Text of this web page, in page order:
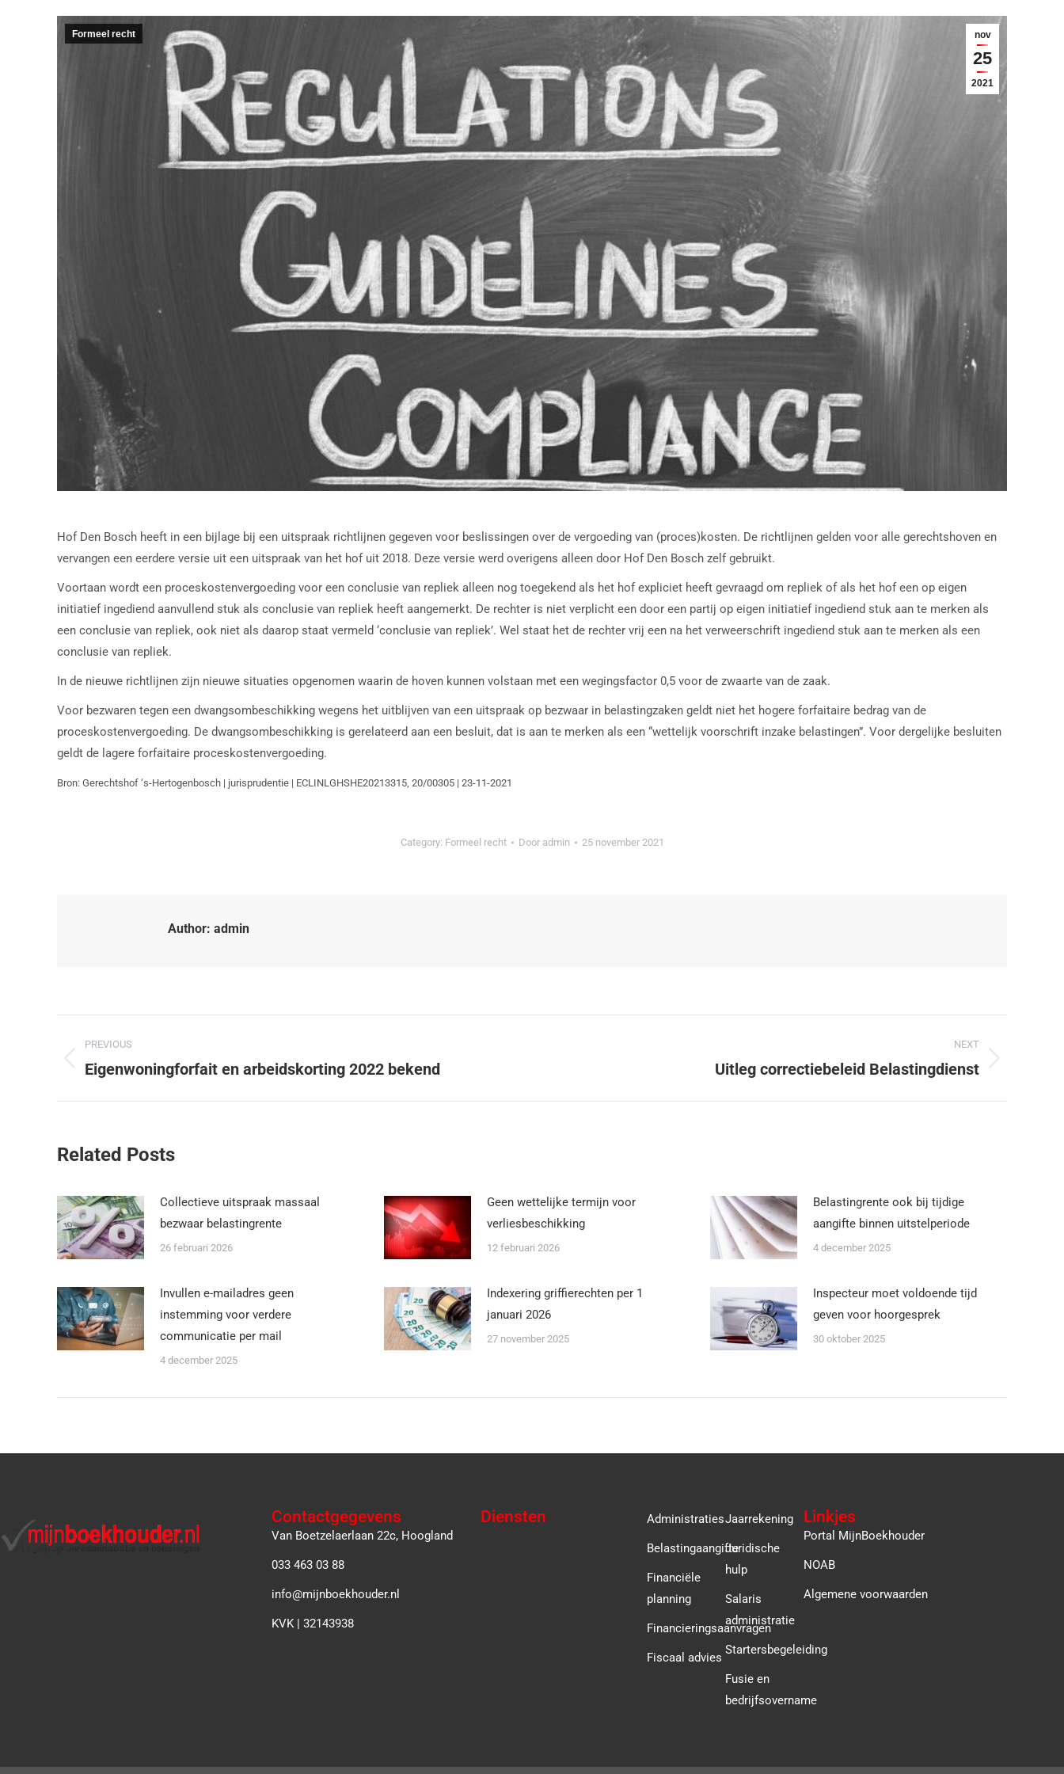
nov
25
2021
Formeel recht
Hof Den Bosch heeft in een bijlage bij een uitspraak richtlijnen gegeven voor beslissingen over de vergoeding van (proces)kosten. De richtlijnen gelden voor alle gerechtshoven en
vervangen een eerdere versie uit een uitspraak van het hof uit 2018. Deze versie werd overigens alleen door Hof Den Bosch zelf gebruikt.
Voortaan wordt een proceskostenvergoeding voor een conclusie van repliek alleen nog toegekend als het hof expliciet heeft gevraagd om repliek of als het hof een op eigen
initiatief ingediend aanvullend stuk als conclusie van repliek heeft aangemerkt. De rechter is niet verplicht een door een partij op eigen initiatief ingediend stuk aan te merken als
een conclusie van repliek, ook niet als daarop staat vermeld ‘conclusie van repliek’. Wel staat het de rechter vrij een na het verweerschrift ingediend stuk aan te merken als een
conclusie van repliek.
In de nieuwe richtlijnen zijn nieuwe situaties opgenomen waarin de hoven kunnen volstaan met een wegingsfactor 0,5 voor de zwaarte van de zaak.
Voor bezwaren tegen een dwangsombeschikking wegens het uitblijven van een uitspraak op bezwaar in belastingzaken geldt niet het hogere forfaitaire bedrag van de
proceskostenvergoeding. De dwangsombeschikking is gerelateerd aan een besluit, dat is aan te merken als een “wettelijk voorschrift inzake belastingen”. Voor dergelijke besluiten
geldt de lagere forfaitaire proceskostenvergoeding.
Bron: Gerechtshof ‘s-Hertogenbosch | jurisprudentie | ECLINLGHSHE20213315, 20/00305 | 23-11-2021
Category: Formeel recht Door admin 25 november 2021
Author: admin
PREVIOUS
Eigenwoningforfait en arbeidskorting 2022 bekend
NEXT
Uitleg correctiebeleid Belastingdienst
Related Posts
Collectieve uitspraak massaal
bezwaar belastingrente
26 februari 2026
Geen wettelijke termijn voor
verliesbeschikking
12 februari 2026
Belastingrente ook bij tijdige
aangifte binnen uitstelperiode
4 december 2025
Invullen e-mailadres geen
instemming voor verdere
communicatie per mail
4 december 2025
Indexering griffierechten per 1
januari 2026
27 november 2025
Inspecteur moet voldoende tijd
geven voor hoorgesprek
30 oktober 2025
Contactgegevens
Van Boetzelaerlaan 22c, Hoogland
033 463 03 88
info@mijnboekhouder.nl
KVK | 32143938
Diensten Administraties
Belastingaangifte
Financiële
planning
Financieringsaanvragen
Fiscaal advies
Jaarrekening
Juridische
hulp
Salaris
administratie
Startersbegeleiding
Fusie en
bedrijfsovername
Linkjes
Portal MijnBoekhouder
NOAB
Algemene voorwaarden